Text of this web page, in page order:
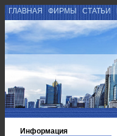
ГЛАВНАЯ ФИРМЫ СТАТЬИ
Информация